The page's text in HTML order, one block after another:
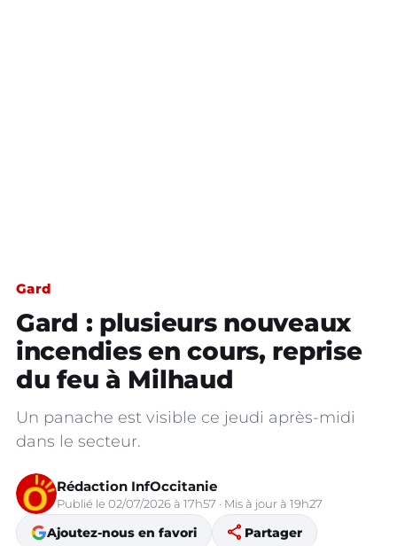
Gard
Gard : plusieurs nouveaux
incendies en cours, reprise
du feu à Milhaud
Un panache est visible ce jeudi après-midi
dans le secteur.
Rédaction InfOccitanie
Publié le 02/07/2026 à 17h57 · Mis à jour à 19h27
Ajoutez-nous en favori share Partager